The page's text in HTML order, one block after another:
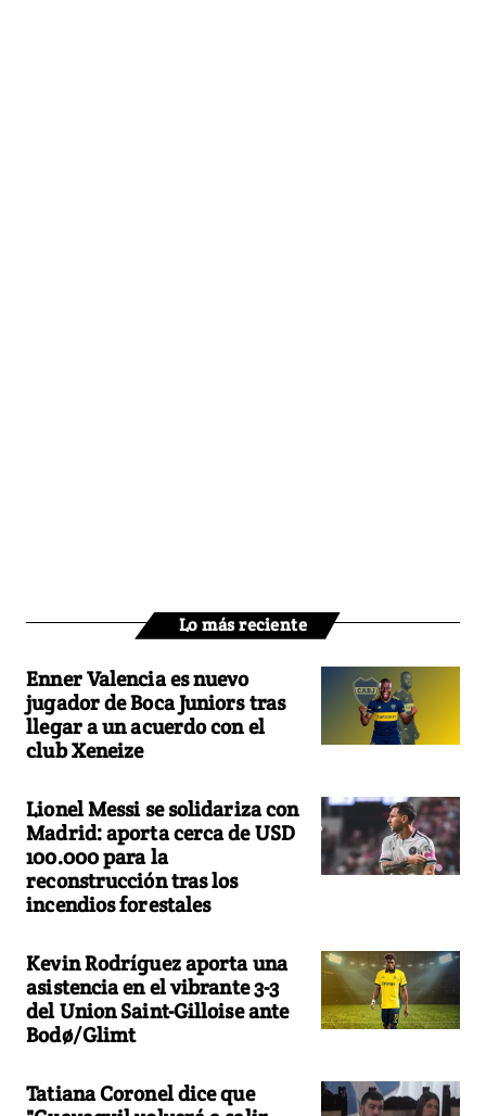
Lo más reciente
Enner Valencia es nuevo
jugador de Boca Juniors tras
llegar a un acuerdo con el
club Xeneize
Lionel Messi se solidariza con
Madrid: aporta cerca de USD
100.000 para la
reconstrucción tras los
incendios forestales
Kevin Rodríguez aporta una
asistencia en el vibrante 3-3
del Union Saint-Gilloise ante
Bodø/Glimt
Tatiana Coronel dice que